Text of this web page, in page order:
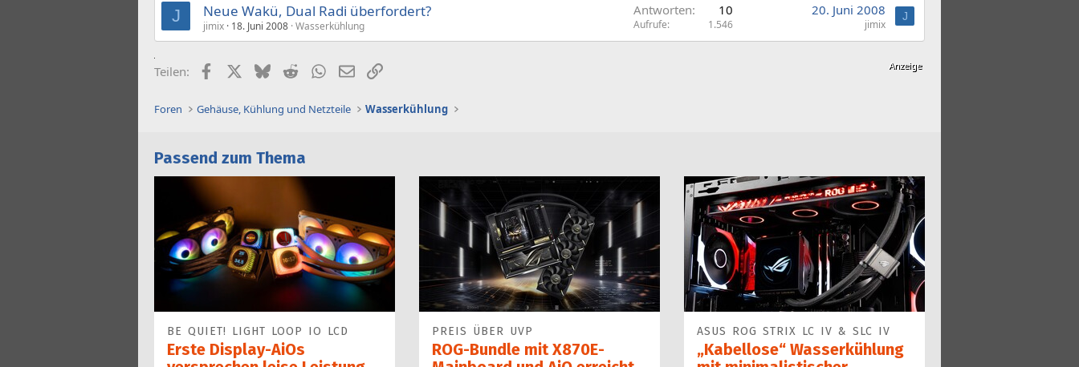
J Neue Wakü, Dual Radi überfordert?
jimix 18. Juni 2008 Wasserkühlung
Antworten 10
Aufrufe 1.546
20. Juni 2008
jimix
J
Teilen: FacebookX (Twitter)
BlueskyRedditWhatsApp
E-MailLink
Foren Gehäuse, Kühlung und Netzteile Wasserkühlung
Passend zum Thema
BE QUIET! LIGHT LOOP IO LCD
Erste Display-AiOs
PREIS ÜBER UVP
ROG-Bundle mit X870E-
ASUS ROG STRIX LC IV & SLC IV
„Kabellose“ Wasserkühlung